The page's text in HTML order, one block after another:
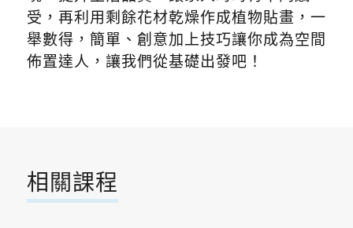
受，再利用剩餘花材乾燥作成植物貼畫，一
舉數得，簡單、創意加上技巧讓你成為空間
佈置達人，讓我們從基礎出發吧！
相關課程